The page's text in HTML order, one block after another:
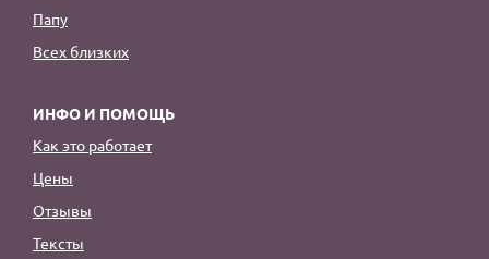
Папу
Всех близких
ИНФО И ПОМОЩЬ
Как это работает
Цены
Отзывы
Тексты